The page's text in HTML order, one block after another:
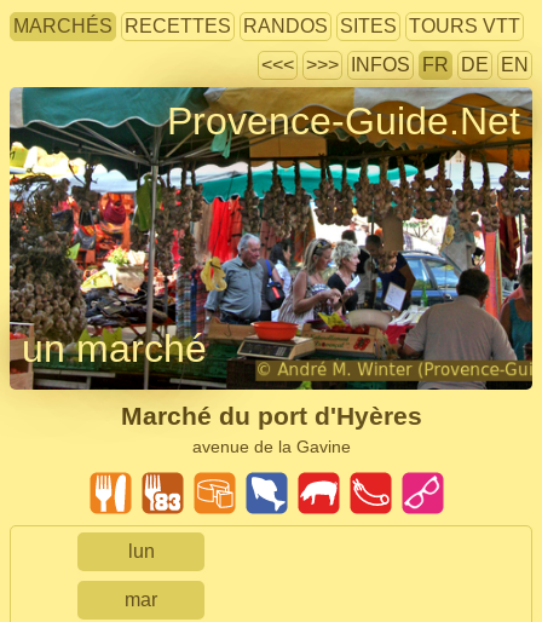
MARCHÉS RECETTES RANDOS SITES
TOURS VTT
<<< >>> INFOS FR DE EN
Provence-Guide.Net
un marché
Marché du port d'Hyères
avenue de la Gavine
lun
mar